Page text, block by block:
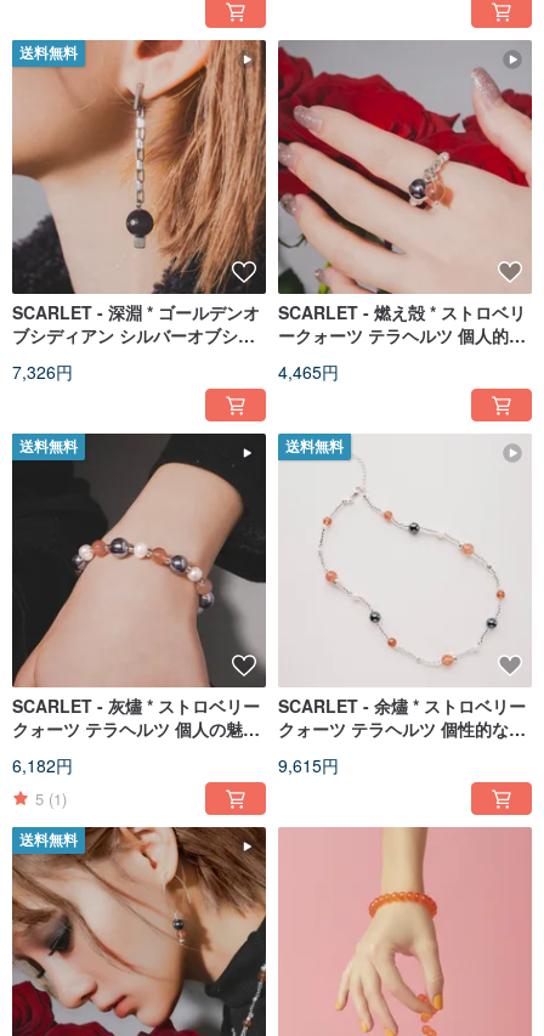
送料無料
SCARLET - 深淵 * ゴールデンオ
ブシディアン シルバーオブシデ
厄除け ピアス
7,326円
SCARLET - 燃え殻 * ストロベリ
ークォーツ テラヘルツ 個人的魅
4,465円
送料無料
SCARLET - 灰燼 * ストロベリー
クォーツ テラヘルツ 個人の魅力
6,182円
5 (1)
送料無料
SCARLET - 余燼 * ストロベリー
クォーツ テラヘルツ 個性的な魅
9,615円
送料無料